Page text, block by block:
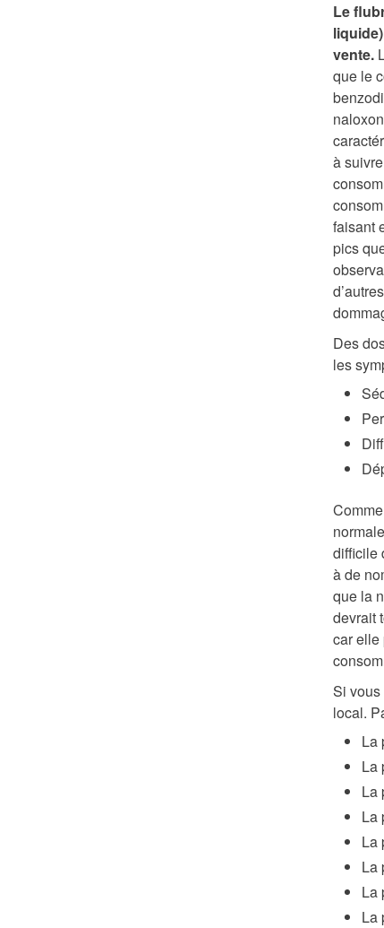
Le
vente.
que le
à
faisant
pics
Des
les
difficile
à de
que la
devrait
car elle
Si
local.
La
La
La
La
La
La
La
La